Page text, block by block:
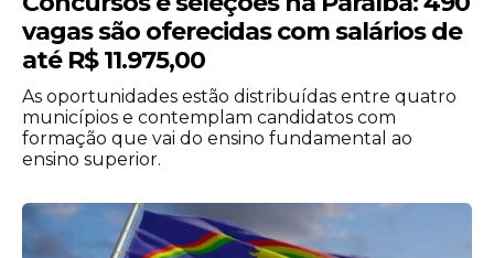
Na área da saúde, oFundo Municipal de
Saúde de Capoeiras
Capoeiras, publicou seleção para o cargo
de Agente Comunitário de Saúde. O
vagas são oferecidas com salários de
até R$ 11.975,00
As oportunidades estão distribuídas entre quatro
municípios e contemplam candidatos com
formação que vai do ensino fundamental ao
ensino superior.